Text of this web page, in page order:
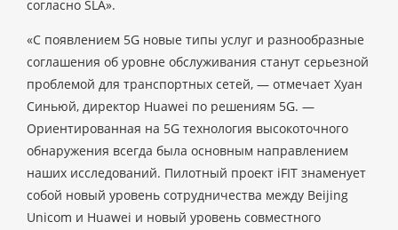
согласно SLA».
«С появлением 5G новые типы услуг и разнообразные
соглашения об уровне обслуживания станут серьезной
проблемой для транспортных сетей, — отмечает Хуан
Синьюй, директор Huawei по решениям 5G. —
Ориентированная на 5G технология высокоточного
обнаружения всегда была основным направлением
наших исследований. Пилотный проект iFIT знаменует
собой новый уровень сотрудничества между Beijing
Unicom и Huawei и новый уровень совместного